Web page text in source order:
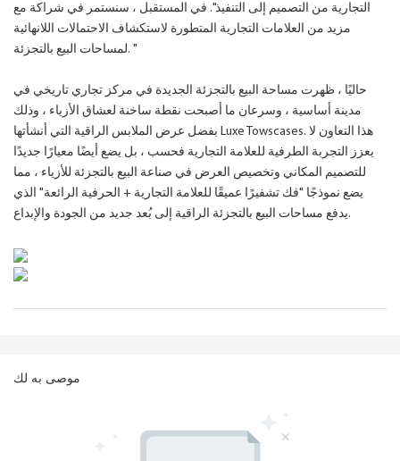
التجارية من التصميم إلى التنفيذ". في المستقبل ، سنستمر في شراكة مع
مزيد من العلامات التجارية المتطورة لاستكشاف الاحتمالات اللانهائية
لمساحات البيع بالتجزئة. "
حاليًا ، ظهرت مساحة البيع بالتجزئة الجديدة في مركز تجاري تاريخي في
مدينة أساسية ، وسرعان ما أصبحت نقطة ساخنة لعشاق الأزياء ، وذلك
بفضل عرض الملابس الراقية التي أنشأتها Luxe Towscases. هذا التعاون لا
يعزز التجربة الطرفية للعلامة التجارية فحسب ، بل يضع أيضًا معيارًا جديدًا
للتصميم المكاني وتخصيص العرض في صناعة البيع بالتجزئة للأزياء ، مما
يضع نموذجًا "فك تشفيرًا عميقًا للعلامة التجارية + الحرفية الرائعة" الذي
يدفع مساحات البيع بالتجزئة الراقية إلى بُعد جديد من الجودة والإبداع.
موصى به لك